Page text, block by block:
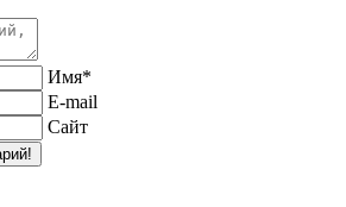
Имя*
E-mail
Сайт